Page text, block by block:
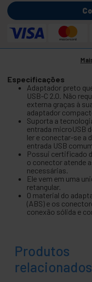
Especificações
Adaptador preto
USB-C 2.0. Não
externa graças à
adaptador
Suporta a
entrada microUSB
ler e conectar-se a
entrada USB
Possui certificado
o conector atende
necessárias.
Ele vem em uma
retangular.
O material do
(ABS) e os
conexão sólida e
Produtos
relacionados